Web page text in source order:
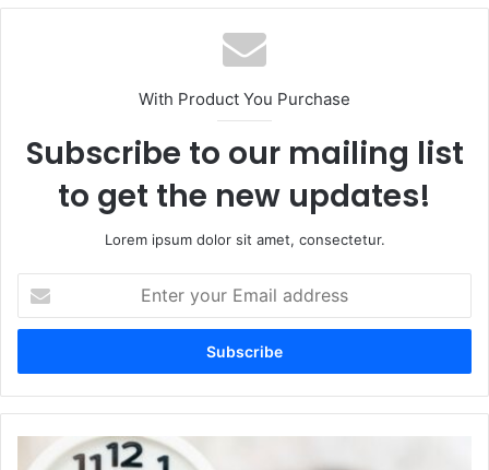
With Product You Purchase
Subscribe to our mailing list
to get the new updates!
Lorem ipsum dolor sit amet, consectetur.
your
Email